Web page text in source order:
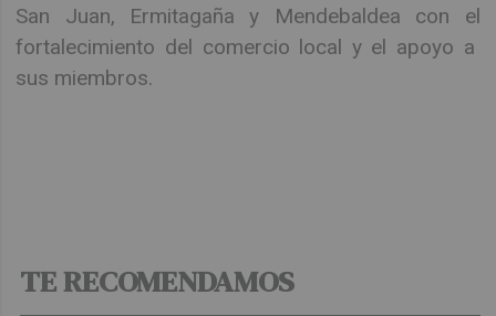
San Juan, Ermitagaña y Mendebaldea con el
fortalecimiento del comercio local y el apoyo a
sus miembros.
TE RECOMENDAMOS